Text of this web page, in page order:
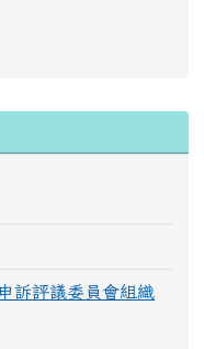
訴評議委員會組織